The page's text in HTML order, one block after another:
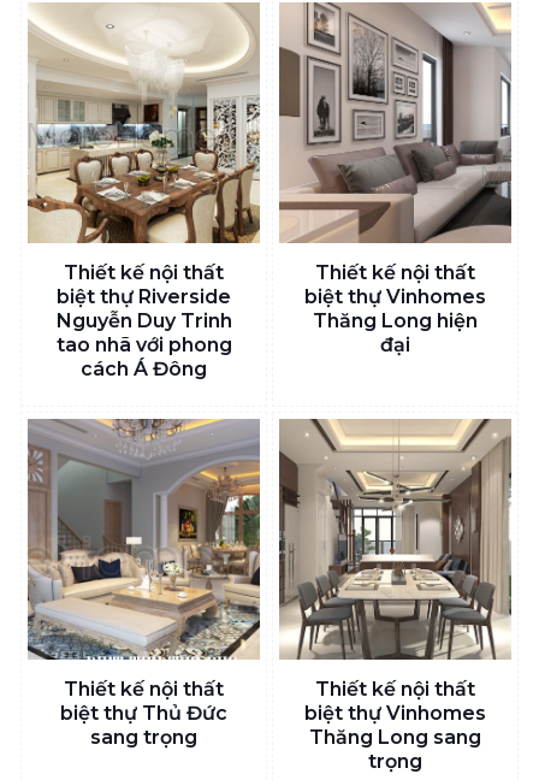
Thiết kế nội thất
biệt thự Riverside
Nguyễn Duy Trinh
tao nhã với phong
cách Á Đông
Thiết kế nội thất
biệt thự Vinhomes
Thăng Long hiện
đại
Thiết kế nội thất
biệt thự Thủ Đức
sang trọng
Thiết kế nội thất
biệt thự Vinhomes
Thăng Long sang
trọng